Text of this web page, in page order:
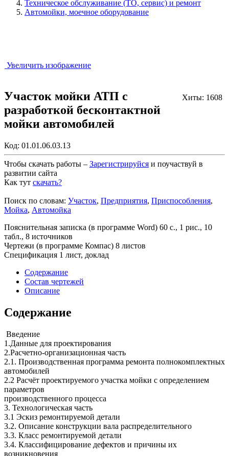
Техническое обслуживание (ТО, сервис) и ремонт
Автомойки, моечное оборудование
Увеличить изображение
Хиты: 1608
Участок мойки АТП с
разработкой бесконтактной
мойки автомобилей
Код: 01.01.06.03.13
Чтобы скачать работы – Зарегистрируйся и поучаствуй в
развитии сайта
Как тут скачать?
Поиск по словам: Участок, Предприятия, Приспособления,
Мойка, Автомойка
Пояснительная записка (в программе Word) 60 с., 1 рис., 10
табл., 8 источников
Чертежи (в программе Компас) 8 листов
Спецификация 1 лист, доклад
Содержание
Состав чертежей
Описание
Содержание
Введение
1.Данные для проектирования
2.Расчетно-организационная часть
2.1. Производственная программа ремонта полнокомплектных
автомобилей
2.2 Расчёт проектируемого участка мойки с определением
параметров
производственного процесса
3. Технологическая часть
3.1 Эскиз ремонтируемой детали
3.2. Описание конструкции вала распределительного
3.3. Класс ремонтируемой детали
3.4. Классифицирование дефектов и причины их
возникновения